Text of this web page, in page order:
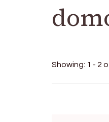
Showing: 1 - 2